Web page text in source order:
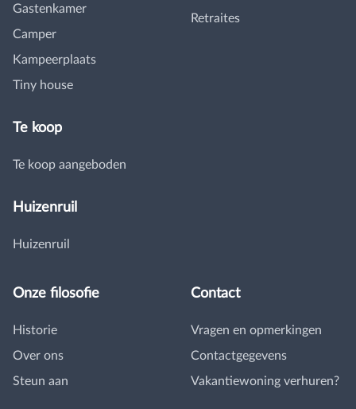
Gastenkamer
Camper
Kampeerplaats
Tiny house
Te koop
Te koop aangeboden
Huizenruil
Huizenruil
Retraites
Onze filosofie
Historie
Over ons
Steun aan
Contact
Vragen en opmerkingen
Contactgegevens
Vakantiewoning verhuren?